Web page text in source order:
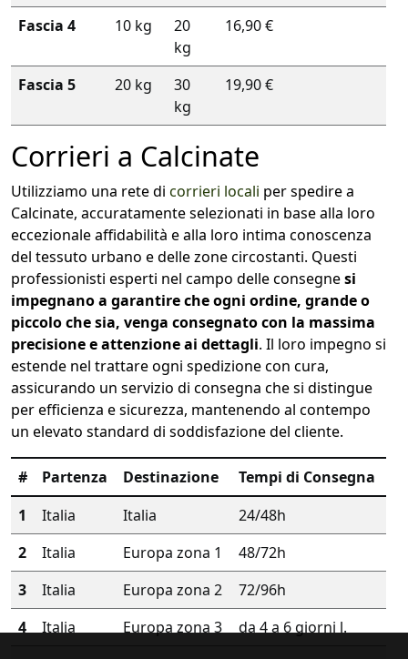
Fascia 4 10 kg
20
kg
16,90 €
Fascia 5 20 kg
30
kg
19,90 €
Corrieri a Calcinate
Utilizziamo una rete di corrieri locali per spedire a
Calcinate, accuratamente selezionati in base alla loro
eccezionale affidabilità e alla loro intima conoscenza
del tessuto urbano e delle zone circostanti. Questi
professionisti esperti nel campo delle consegnesi
impegnano a garantire che ogni ordine, grande o
piccolo che sia, venga consegnato con la massima
precisione e attenzione ai dettagli. Il loro impegno si
estende nel trattare ogni spedizione con cura,
assicurando un servizio di consegna che si distingue
per efficienza e sicurezza, mantenendo al contempo
un elevato standard di soddisfazione del cliente.
# Partenza Destinazione
Tempi di Consegna
1
Italia Italia
24/48h
2
Italia Europa zona 1
48/72h
3
Italia Europa zona 2
72/96h
4
Italia Europa zona 3
da 4 a 6 giorni l.